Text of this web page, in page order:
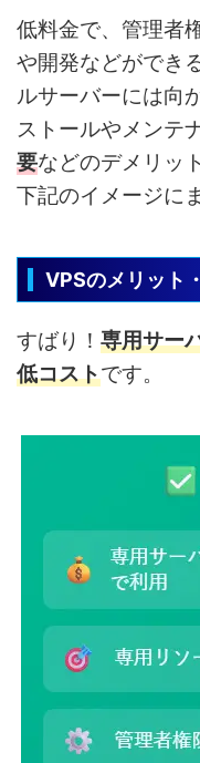
低料金で、管理者
や開発などができ
ルサーバーには向
ストールやメンテ
要などのデメリッ
下記のイメージに
VPSのメリット
すばり！ 専用サー
低コストです。